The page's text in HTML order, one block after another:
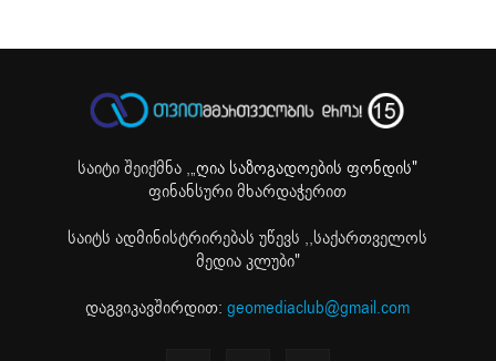
საიტი შეიქმნა ,„ღია საზოგადოების ფონდის"
ფინანსური მხარდაჭერით
საიტს ადმინისტრირებას უწევს ,,საქართველოს
მედია კლუბი"
დაგვიკავშირდით:geomediaclub@gmail.com